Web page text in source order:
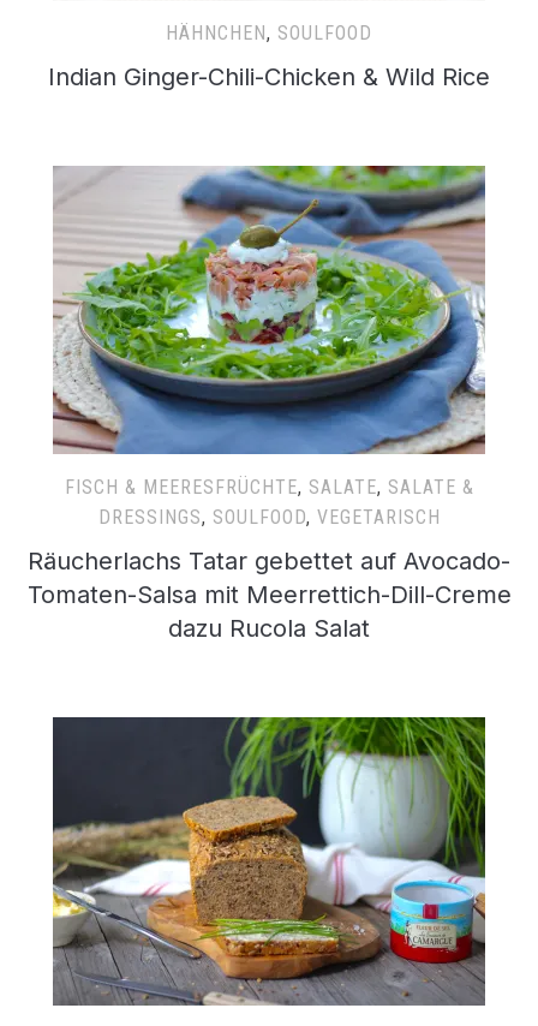
HÄHNCHEN, SOULFOOD
Indian Ginger-Chili-Chicken & Wild Rice
FISCH & MEERESFRÜCHTE, SALATE, SALATE &
DRESSINGS, SOULFOOD, VEGETARISCH
Räucherlachs Tatar gebettet auf Avocado-
Tomaten-Salsa mit Meerrettich-Dill-Creme
dazu Rucola Salat